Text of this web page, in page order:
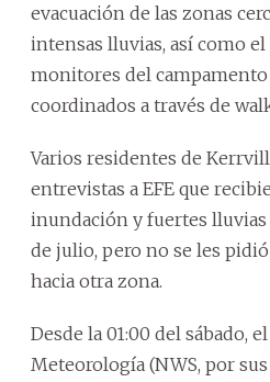
evacuación de las zonas
intensas lluvias, así como
monitores del
coordinados a través de
Varios residentes de
entrevistas a EFE que
inundación y fuertes lluvias
de julio, pero no se les
hacia otra zona.
Desde la 01:00 del sábado,
Meteorología (NWS, por